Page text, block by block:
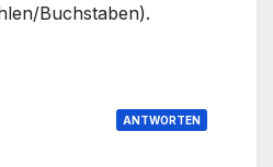
Buchstaben).
ANTWORTEN